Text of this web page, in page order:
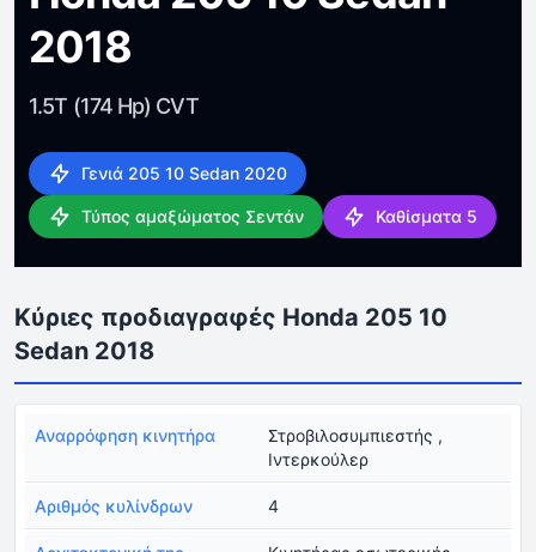
2018
1.5T (174 Hp) CVT
Γενιά 205 10 Sedan 2020
Τύπος αμαξώματος Σεντάν Καθίσματα 5
Κύριες προδιαγραφές Honda 205 10
Sedan 2018
Αναρρόφηση κινητήρα
Στροβιλοσυμπιεστής ,
Ιντερκούλερ
Αριθμός κυλίνδρων 4